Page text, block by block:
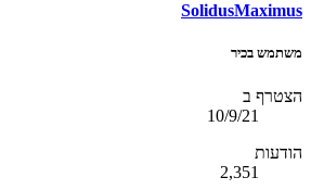
SolidusMaximus
משתמש בכיר
הצטרף ב
10/9/21
הודעות
2,351